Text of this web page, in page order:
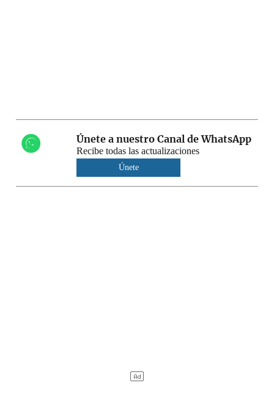
Únete a nuestro Canal de WhatsApp
Recibe todas las actualizaciones
Únete